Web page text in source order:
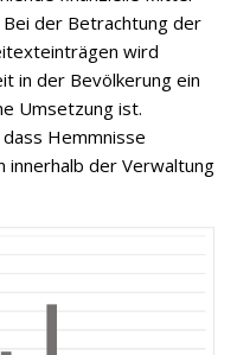
der Betrachtung der
wird
in der Bevölkerung ein
Umsetzung ist.
Hemmnisse
innerhalb der Verwaltung